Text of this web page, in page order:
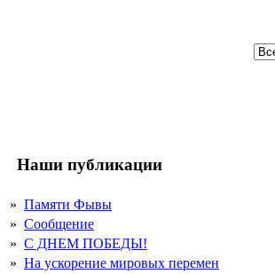
Наши публикации
» Памяти Фывы
» Сообщение
» С ДНЕМ ПОБЕДЫ!
» На ускорение мировых перемен